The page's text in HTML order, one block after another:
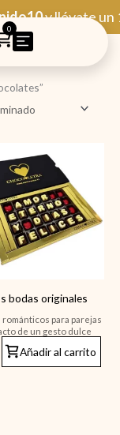
y llévate un
0
bodas originales
románticos para parejas
de un gesto dulce
Añadir al carrito